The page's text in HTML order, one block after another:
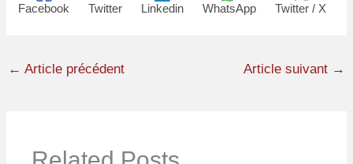
Facebook Twitter Linkedin WhatsApp Twitter / X
← Article précédent Article suivant →